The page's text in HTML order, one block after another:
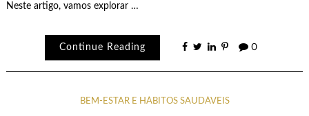
Neste artigo, vamos explorar …
Continue Reading 0
BEM-ESTAR E HÁBITOS SAUDÁVEIS